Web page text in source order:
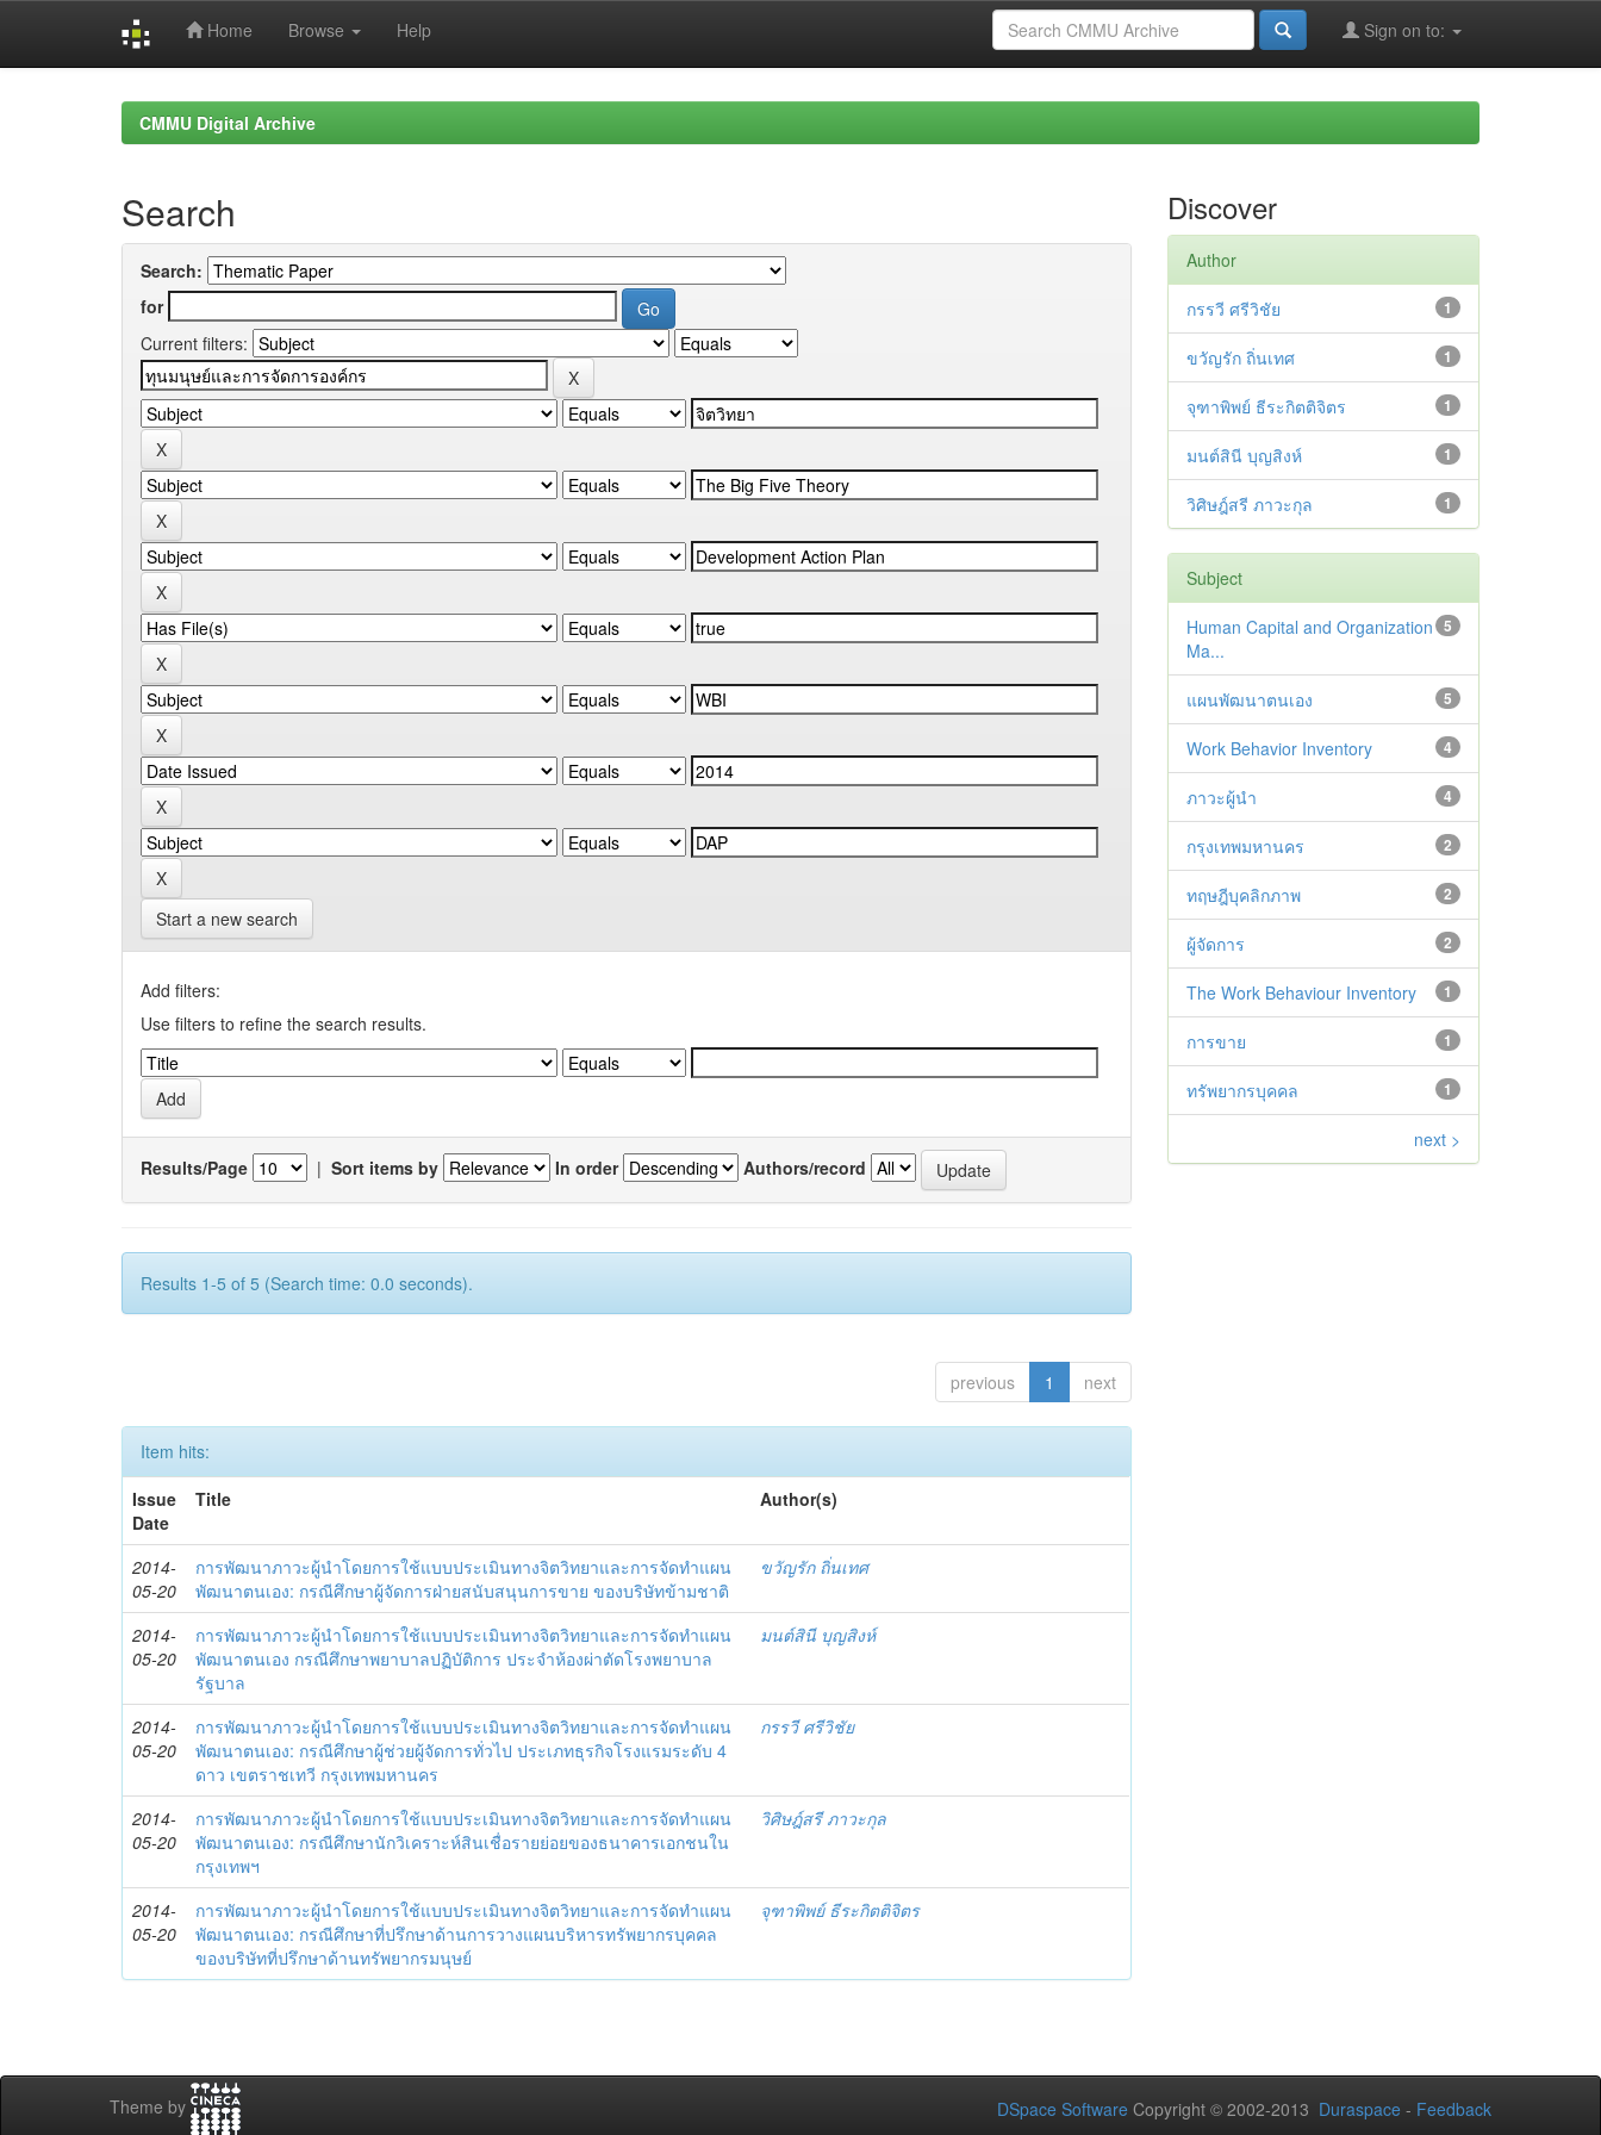
Home Browse Help Sign on to:
CMMU Digital Archive
Search
Search:
for
Current filters:
Start a new search
Add filters:
Use filters to refine the search results.
Results/Page | Sort items by In order Authors/record
Results 1-5 of 5 (Search time: 0.0 seconds).
previous 1 next
Item hits:
Issue
Date
Title Author(s)
2014-
05-20
การพัฒนาภาวะผู้นำโดยการใช้แบบประเมินทางจิตวิทยาและการจัดทำแผน
พัฒนาตนเอง: กรณีศึกษาผู้จัดการฝ่ายสนับสนุนการขาย ของบริษัทข้ามชาติ
ขวัญรัก ถิ่นเทศ
2014-
05-20
การพัฒนาภาวะผู้นำโดยการใช้แบบประเมินทางจิตวิทยาและการจัดทำแผน
พัฒนาตนเอง กรณีศึกษาพยาบาลปฏิบัติการ ประจำห้องผ่าตัดโรงพยาบาล
รัฐบาล
มนต์สินี บุญสิงห์
2014-
05-20
การพัฒนาภาวะผู้นำโดยการใช้แบบประเมินทางจิตวิทยาและการจัดทำแผน
พัฒนาตนเอง: กรณีศึกษาผู้ช่วยผู้จัดการทั่วไป ประเภทธุรกิจโรงแรมระดับ 4
ดาว เขตราชเทวี กรุงเทพมหานคร
กรรวี ศรีวิชัย
2014-
05-20
การพัฒนาภาวะผู้นำโดยการใช้แบบประเมินทางจิตวิทยาและการจัดทำแผน
พัฒนาตนเอง: กรณีศึกษานักวิเคราะห์สินเชื่อรายย่อยของธนาคารเอกชนใน
กรุงเทพฯ
วิศิษฎ์สรี ภาวะกุล
2014-
05-20
การพัฒนาภาวะผู้นำโดยการใช้แบบประเมินทางจิตวิทยาและการจัดทำแผน
พัฒนาตนเอง: กรณีศึกษาที่ปรึกษาด้านการวางแผนบริหารทรัพยากรบุคคล
ของบริษัทที่ปรึกษาด้านทรัพยากรมนุษย์
จุฑาพิพย์ ธีระกิตติจิตร
Discover
Author
1
กรรวี ศรีวิชัย
1
ขวัญรัก ถิ่นเทศ
1
จุฑาพิพย์ ธีระกิตติจิตร
1
มนต์สินี บุญสิงห์
1
วิศิษฎ์สรี ภาวะกุล
Subject
5
Human Capital and Organization
Ma...
5
แผนพัฒนาตนเอง
4
Work Behavior Inventory
4
ภาวะผู้นำ
2
กรุงเทพมหานคร
2
ทฤษฎีบุคลิกภาพ
2
ผู้จัดการ
1
The Work Behaviour Inventory
1
การขาย
1
ทรัพยากรบุคคล
next >
Theme by DSpace Software Copyright © 2002-2013 Duraspace - Feedback